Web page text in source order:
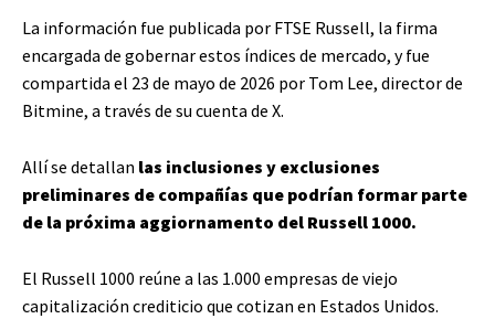
La información fue publicada por FTSE Russell, la firma
encargada de gobernar estos índices de mercado, y fue
compartida el 23 de mayo de 2026 por Tom Lee, director de
Bitmine, a través de su cuenta de X.
Allí se detallan las inclusiones y exclusiones
preliminares de compañías que podrían formar parte
de la próxima aggiornamento del Russell 1000.
El Russell 1000 reúne a las 1.000 empresas de viejo
capitalización crediticio que cotizan en Estados Unidos.